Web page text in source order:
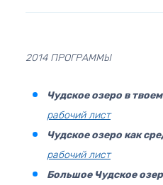
2014 ПРОГРАММЫ
Чудское озеро в
рабочий лист
Чудское озеро как
рабочий лист
Большое Чудское